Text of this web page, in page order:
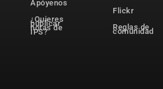
Apóyenos
¿Quieres
publicar
notas de
IPS?
Flickr
Reglas de
comunidad